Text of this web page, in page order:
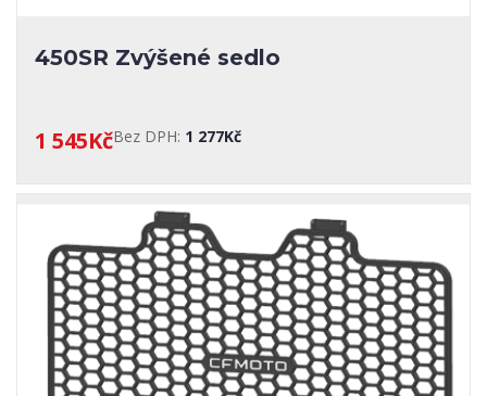
450SR Zvýšené sedlo
1 545KčBez DPH: 1 277Kč